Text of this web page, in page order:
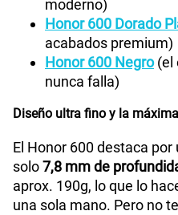
Paga solo
moderno)
Honor 600 Dorado
acabados premium)
Honor 600 Negro(el
nunca falla)
Diseño ultra fino y la
El Honor 600 destaca
solo7,8 mm de
aprox. 190g, lo que lo
una sola mano. Pero no